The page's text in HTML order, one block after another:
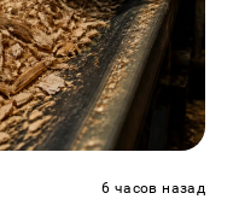
6 часов назад